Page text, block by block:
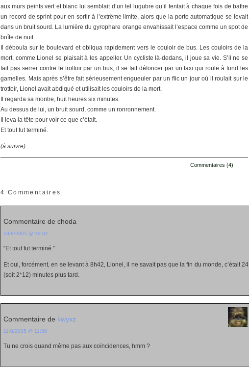
aux murs peints vert et blanc lui semblait d’un tel lugubre qu’il tentait à chaque fois de battre
un record de sprint pour en sortir à l’extrême limite, alors que la porte automatique se levait
dans un bruit sourd. La lumière du gyrophare orange envahissait l’espace comme un spot de
boîte de nuit.
Il déboula sur le boulevard et obliqua rapidement vers le couloir de bus. Les couloirs de la
mort, comme Lionel se plaisait à les appeller. Un cycliste là-dedans, il joue sa vie. S’il ne se
fait pas serrer contre le trottoir par un bus, il se fait défoncer par un taxi qui roule à fond les
gamelles. Mais après s’être fait sérieusement engueuler par un flic un jour où il roulait sur le
trottoir, Lionel avait abdiqué et utilisait les couloirs de la mort.
Il regarda sa montre, huit heures six minutes.
Au dessus de lui, un bruit sourd, comme un ronronnement.
Il leva la tête pour voir ce que c’était.
Et tout fut terminé.
(à suivre)
Commentaires (4)
4 Commentaires
Commentaire de choda
10/8/2005 @ 19:02
“Et tout fut terminé.”
Et oui, forcément, en se levant à 8h42, Lionel, il ne savait pas que la fin du monde, c’était 24
(soit 2*12) minutes plus tard.
Commentaire de kwyxz
11/8/2005 @ 11:38
Tu ne crois quand même pas aux coïncidences, hmm ?